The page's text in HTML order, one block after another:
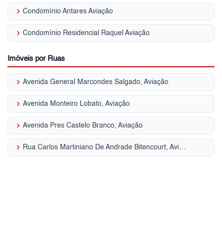
keyboard_arrow_right Condomínio Antares Aviação
keyboard_arrow_right Condomínio Residencial Raquel Aviação
Imóveis por Ruas
keyboard_arrow_right Avenida General Marcondes Salgado, Aviação
keyboard_arrow_right Avenida Monteiro Lobato, Aviação
keyboard_arrow_right Avenida Pres Castelo Branco, Aviação
keyboard_arrow_right Rua Carlos Martiniano De Andrade Bitencourt, Aviação